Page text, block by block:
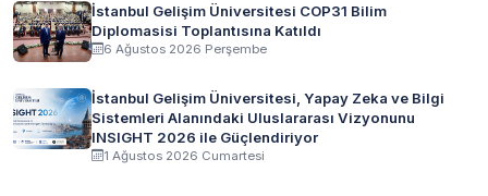
İstanbul Gelişim Üniversitesi COP31 Bilim
Diplomasisi Toplantısına Katıldı
6 Ağustos 2026 Perşembe
İstanbul Gelişim Üniversitesi, Yapay Zeka ve Bilgi
Sistemleri Alanındaki Uluslararası Vizyonunu
INSIGHT 2026 ile Güçlendiriyor
1 Ağustos 2026 Cumartesi